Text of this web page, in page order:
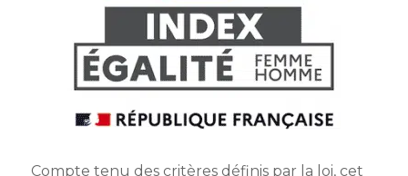
Compte tenu des critères définis par la loi, cet